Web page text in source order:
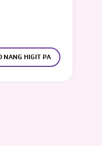
NANG HIGIT PA